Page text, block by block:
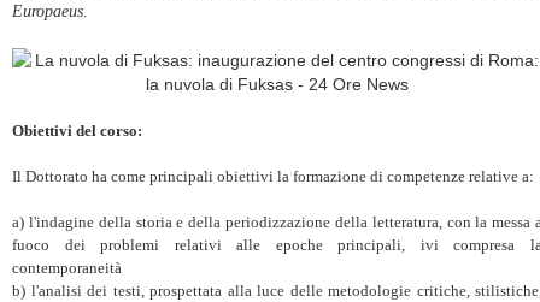
Europaeus
Obiettivi del corso:
Il Dottorato ha come principali obiettivi la formazione di competenze relative a:
a) l'indagine della storia e della periodizzazione della letteratura, con la messa
fuoco dei problemi relativi alle epoche principali, ivi compresa
contemporaneità
b) l'analisi dei testi, prospettata alla luce delle metodologie critiche,